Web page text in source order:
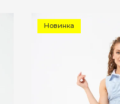
Новинка